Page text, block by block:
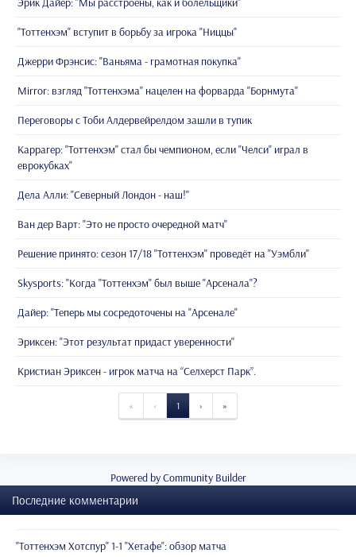
"Тоттенхэм" вступит в борьбу за игрока "Ниццы"
Джерри Фрэнсис: "Ваньяма - грамотная покупка"
Mirror: взгляд "Тоттенхэма" нацелен на форварда "Борнмута"
Переговоры с Тоби Алдервейрелдом зашли в тупик
Каррагер: "Тоттенхэм" стал бы чемпионом, если "Челси" играл в
еврокубках"
Дела Алли: "Северный Лондон - наш!"
Ван дер Варт: "Это не просто очередной матч"
Решение принято: сезон 17/18 "Тоттенхэм" проведёт на "Уэмбли"
Skysports: "Когда "Тоттенхэм" был выше "Арсенала"?
Дайер: "Теперь мы сосредоточены на "Арсенале"
Эриксен: "Этот результат придаст уверенности"
Кристиан Эриксен - игрок матча на “Селхерст Парк”.
« ‹ 1 › »
Powered by Community Builder
Последние комментарии
"Тоттенхэм Хотспур" 1-1 "Хетафе": обзор матча